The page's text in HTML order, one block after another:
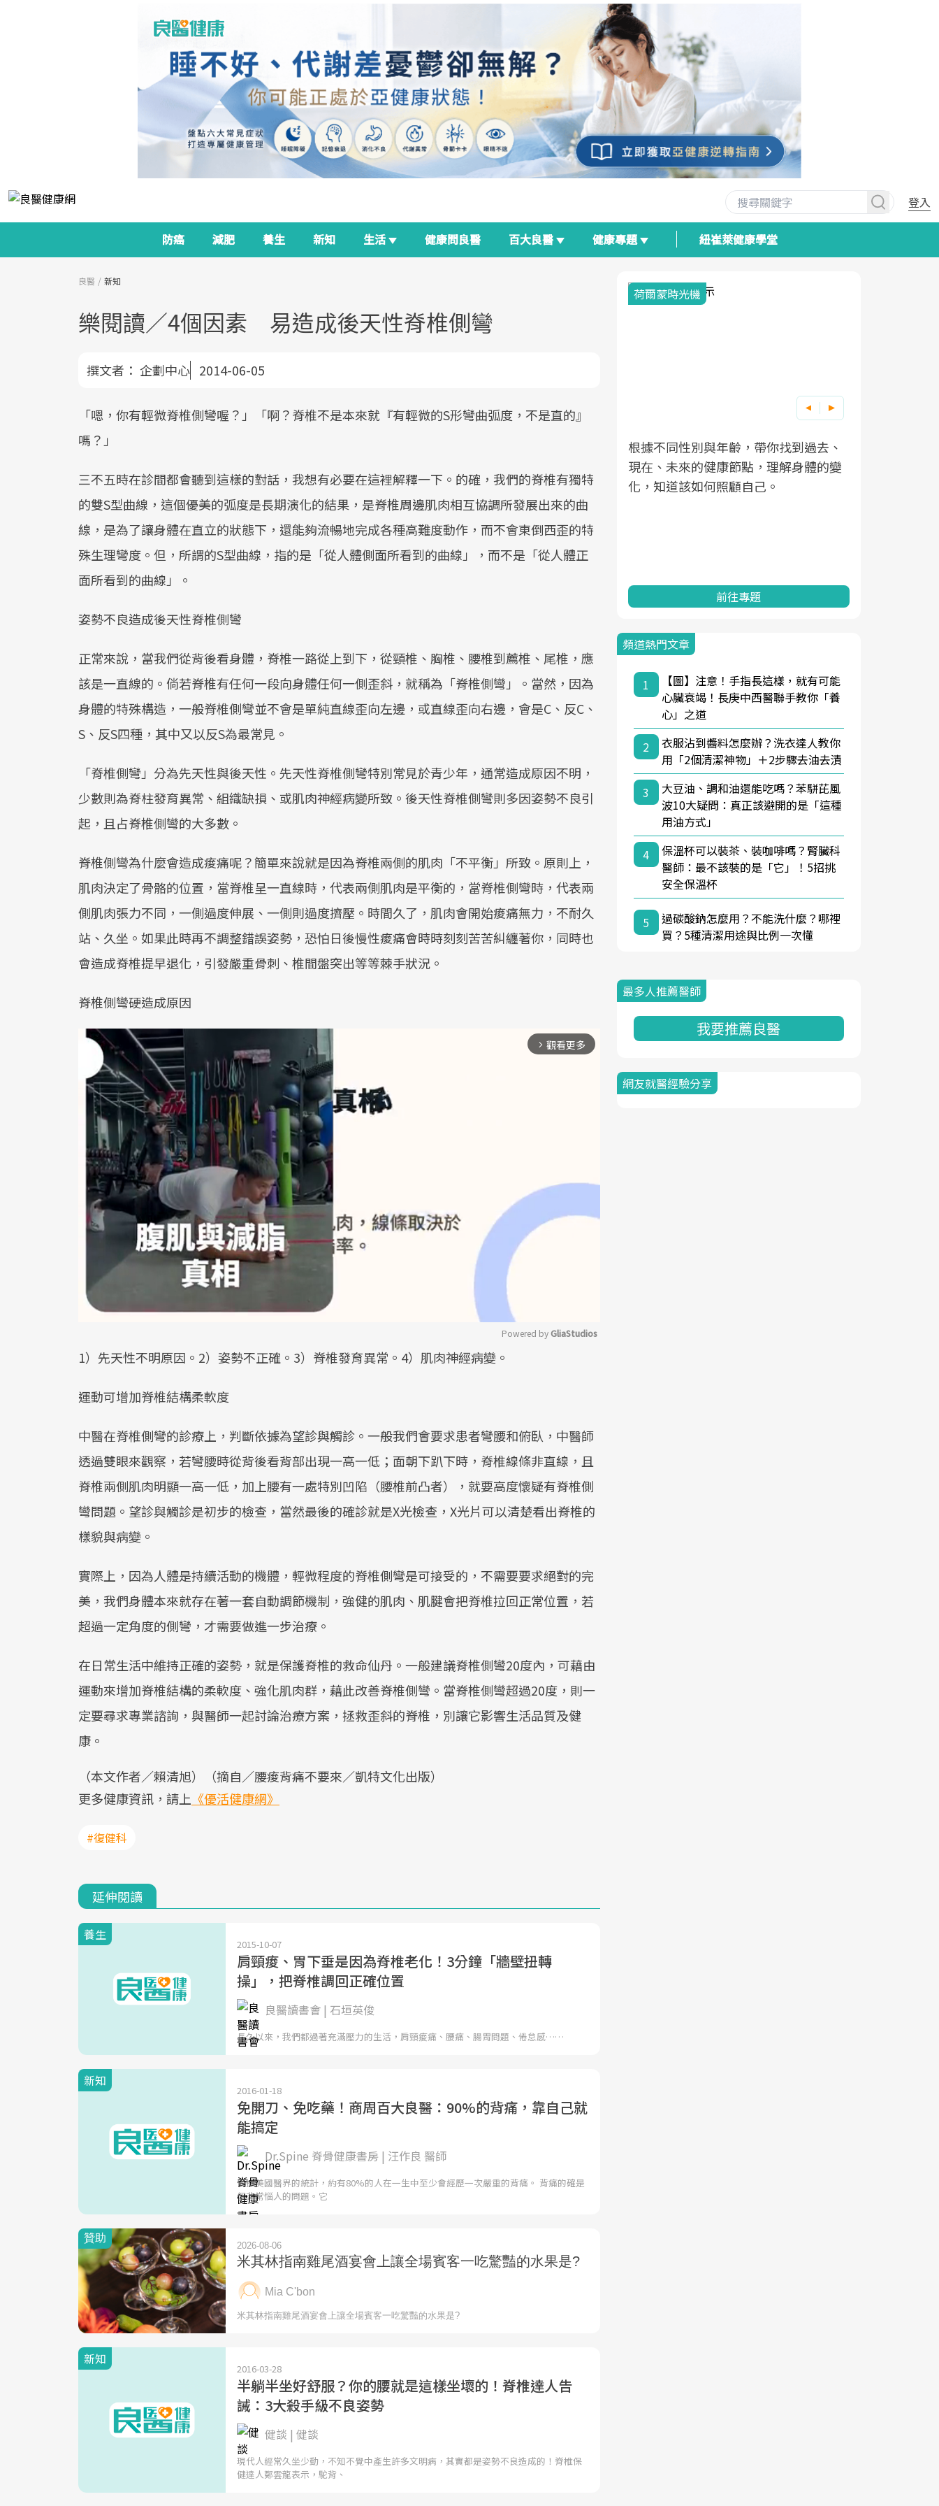
登入
防癌 減肥 養生 新知 生活 健康問良醫 百大良醫 健康專題 紐崔萊健康學堂
良醫 新知
樂閱讀／4個因素 易造成後天性脊椎側彎
撰文者： 企劃中心 2014-06-05
「嗯，你有輕微脊椎側彎喔？」「啊？脊椎不是本來就『有輕微的S形彎曲弧度，不是直的』
嗎？」
三不五時在診間都會聽到這樣的對話，我想有必要在這裡解釋一下。的確，我們的脊椎有獨特
的雙S型曲線，這個優美的弧度是長期演化的結果，是脊椎周邊肌肉相互協調所發展出來的曲
線，是為了讓身體在直立的狀態下，還能夠流暢地完成各種高難度動作，而不會東倒西歪的特
殊生理彎度。但，所謂的S型曲線，指的是「從人體側面所看到的曲線」，而不是「從人體正
面所看到的曲線」。
姿勢不良造成後天性脊椎側彎
正常來說，當我們從背後看身體，脊椎一路從上到下，從頸椎、胸椎、腰椎到薦椎、尾椎，應
該是一直線的。倘若脊椎有任何一段向身體任何一側歪斜，就稱為「脊椎側彎」。當然，因為
身體的特殊構造，一般脊椎側彎並不會是單純直線歪向左邊，或直線歪向右邊，會是C、反C、
S、反S四種，其中又以反S為最常見。
「脊椎側彎」分為先天性與後天性。先天性脊椎側彎特別常見於青少年，通常造成原因不明，
少數則為脊柱發育異常、組織缺損、或肌肉神經病變所致。後天性脊椎側彎則多因姿勢不良引
起，且占脊椎側彎的大多數。
脊椎側彎為什麼會造成痠痛呢？簡單來說就是因為脊椎兩側的肌肉「不平衡」所致。原則上，
肌肉決定了骨骼的位置，當脊椎呈一直線時，代表兩側肌肉是平衡的，當脊椎側彎時，代表兩
側肌肉張力不同，一側過度伸展、一側則過度擠壓。時間久了，肌肉會開始痠痛無力，不耐久
站、久坐。如果此時再不調整錯誤姿勢，恐怕日後慢性痠痛會時時刻刻苦苦糾纏著你，同時也
會造成脊椎提早退化，引發嚴重骨刺、椎間盤突出等等棘手狀況。
脊椎側彎硬造成原因
arrow_forward_ios 觀看更多
Powered by GliaStudios
1）先天性不明原因。2）姿勢不正確。3）脊椎發育異常。4）肌肉神經病變。
運動可增加脊椎結構柔軟度
中醫在脊椎側彎的診療上，判斷依據為望診與觸診。一般我們會要求患者彎腰和俯臥，中醫師
透過雙眼來觀察，若彎腰時從背後看背部出現一高一低；面朝下趴下時，脊椎線條非直線，且
脊椎兩側肌肉明顯一高一低，加上腰有一處特別凹陷（腰椎前凸者），就要高度懷疑有脊椎側
彎問題。望診與觸診是初步的檢查，當然最後的確診就是X光檢查，X光片可以清楚看出脊椎的
樣貌與病變。
實際上，因為人體是持續活動的機體，輕微程度的脊椎側彎是可接受的，不需要要求絕對的完
美，我們身體本來就存在著一套自動調節機制，強健的肌肉、肌腱會把脊椎拉回正常位置，若
超過一定角度的側彎，才需要做進一步治療。
在日常生活中維持正確的姿勢，就是保護脊椎的救命仙丹。一般建議脊椎側彎20度內，可藉由
運動來增加脊椎結構的柔軟度、強化肌肉群，藉此改善脊椎側彎。當脊椎側彎超過20度，則一
定要尋求專業諮詢，與醫師一起討論治療方案，拯救歪斜的脊椎，別讓它影響生活品質及健
康。
（本文作者／賴清旭）（摘自／腰痠背痛不要來／凱特文化出版）
更多健康資訊，請上 《優活健康網》
#復健科
延伸閱讀
養生
2015-10-07
肩頸痠、胃下垂是因為脊椎老化！3分鐘「牆壁扭轉
操」，把脊椎調回正確位置
良醫讀書會 | 石垣英俊
長久以來，我們都過著充滿壓力的生活，肩頸痠痛、腰痛、腸胃問題、倦怠感……
新知
2016-01-18
免開刀、免吃藥！商周百大良醫：90%的背痛，靠自己就
能搞定
Dr.Spine 脊骨健康書房 | 汪作良 醫師
依據美國醫界的統計，約有80%的人在一生中至少會經歷一次嚴重的背痛。 背痛的確是
個非常惱人的問題。它
新知
2016-03-28
半躺半坐好舒服？你的腰就是這樣坐壞的！脊椎達人告
誡：3大殺手級不良姿勢
健談 | 健談
現代人經常久坐少動，不知不覺中產生許多文明病，其實都是姿勢不良造成的！脊椎保
健達人鄭雲龍表示，駝背、
政策如「健康台灣推動委員會」與「長
照3.0」的推進，「預防醫學」已成全民
關注的核心議題。然而，健檢不只是醫
療院所的服務，更是民眾了解自身健康
狀況、啟動健康管理的重要起點。
全面啟動你的健康革命！
建立對亞健康的認知，進而引導實際的
改善行動。
荷爾蒙時光機
根據不同性別與年齡，帶你找到過去、
現在、未來的健康節點，理解身體的變
化，知道該如何照顧自己。
前往專題
頻道熱門文章
1
【圖】注意！手指長這樣，就有可能
心臟衰竭！長庚中西醫聯手教你「養
心」之道
2
衣服沾到醬料怎麼辦？洗衣達人教你
用「2個清潔神物」＋2步驟去油去漬
3
大豆油、調和油還能吃嗎？苯駢芘風
波10大疑問：真正該避開的是「這種
用油方式」
4
保溫杯可以裝茶、裝咖啡嗎？腎臟科
醫師：最不該裝的是「它」！5招挑
安全保溫杯
5
過碳酸鈉怎麼用？不能洗什麼？哪裡
買？5種清潔用途與比例一次懂
最多人推薦醫師
我要推薦良醫
網友就醫經驗分享